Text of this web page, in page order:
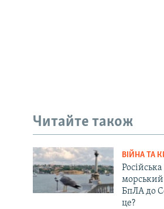
Читайте також
ВІЙНА ТА
БпЛА до
це?